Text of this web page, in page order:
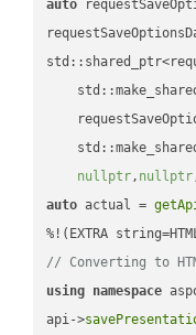
auto
nullptr, nullptr
auto actual =
// Converting to
using namespace
api->